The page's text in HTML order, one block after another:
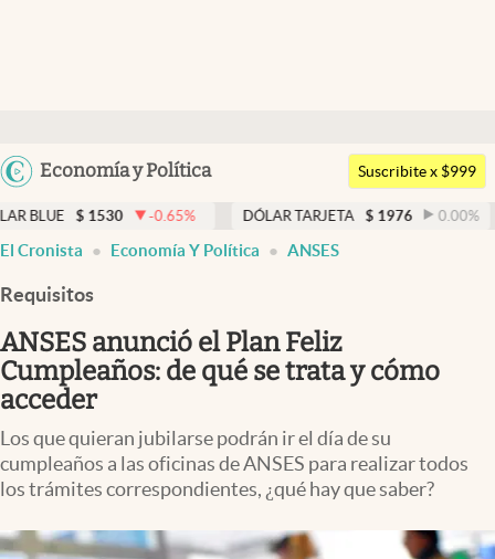
Argentina
Economía y Política
Members
Economía y Política
Finanzas y Mercados
Mercados Online
Negocios
Columnistas
Apertura
Clase
Suscribite x $999
-0.65 % DÓLAR TARJETA $ 1976 0.00% DÓLAR
El Cronista Economía Y Política ANSES
Requisitos
ANSES anunció el Plan Feliz
Cumpleaños: de qué se trata y cómo
acceder
Los que quieran jubilarse podrán ir el día de su
cumpleaños a las oficinas de ANSES para realizar todos
los trámites correspondientes, ¿qué hay que saber?